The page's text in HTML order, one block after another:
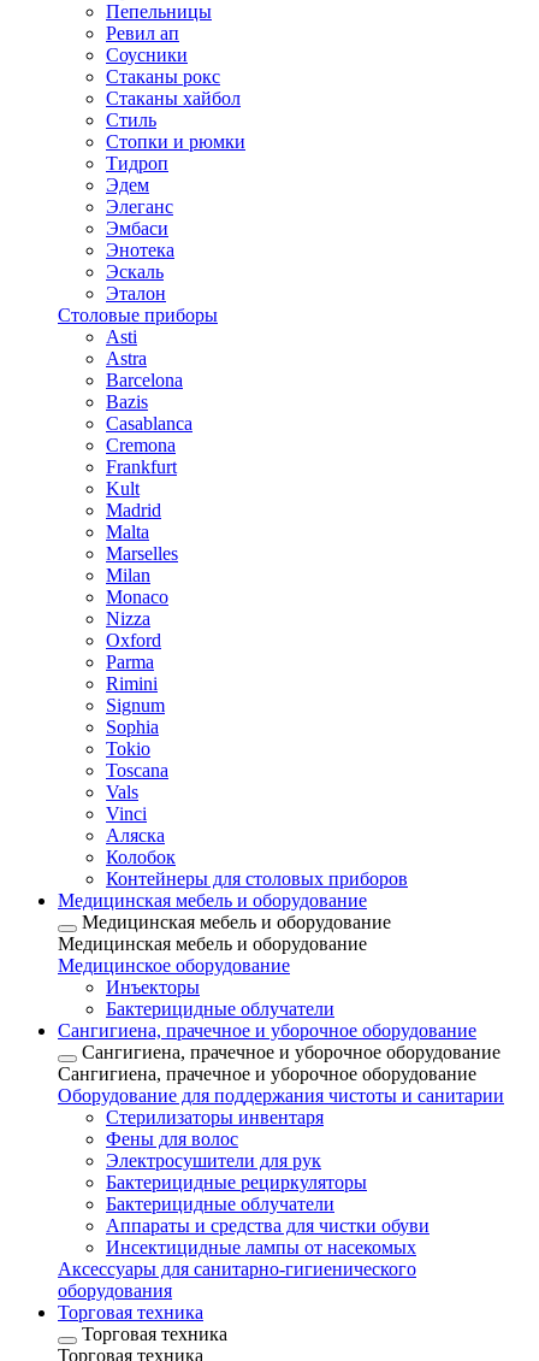
Пепельницы
Ревил ап
Соусники
Стаканы рокс
Стаканы хайбол
Стиль
Стопки и рюмки
Тидроп
Эдем
Элеганс
Эмбаси
Энотека
Эскаль
Эталон
Столовые приборы
Asti
Astra
Barcelona
Bazis
Casablanca
Cremona
Frankfurt
Kult
Madrid
Malta
Marselles
Milan
Monaco
Nizza
Oxford
Parma
Rimini
Signum
Sophia
Tokio
Toscana
Vals
Vinci
Аляска
Колобок
Контейнеры для столовых приборов
Медицинская мебель и оборудование
Медицинская мебель и оборудование
Медицинская мебель и оборудование
Медицинское оборудование
Инъекторы
Бактерицидные облучатели
Сангигиена, прачечное и уборочное оборудование
Сангигиена, прачечное и уборочное оборудование
Сангигиена, прачечное и уборочное оборудование
Оборудование для поддержания чистоты и санитарии
Стерилизаторы инвентаря
Фены для волос
Электросушители для рук
Бактерицидные рециркуляторы
Бактерицидные облучатели
Аппараты и средства для чистки обуви
Инсектицидные лампы от насекомых
Аксессуары для санитарно-гигиенического
оборудования
Торговая техника
Торговая техника
Торговая техника